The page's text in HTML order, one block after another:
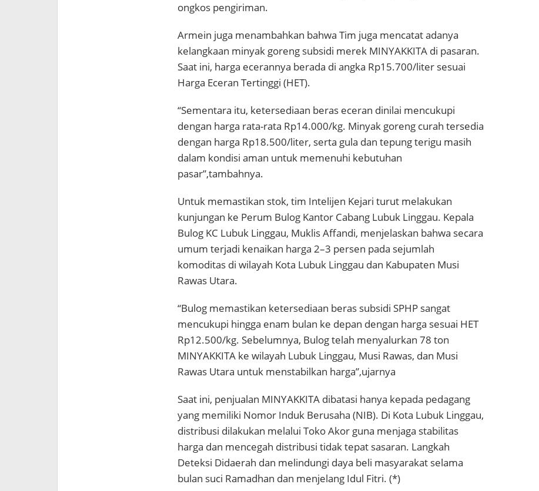
ongkos pengiriman.
Armein juga menambahkan bahwa Tim juga mencatat adanya
kelangkaan minyak goreng subsidi merek MINYAKKITA di pasaran.
Saat ini, harga ecerannya berada di angka Rp15.700/liter sesuai
Harga Eceran Tertinggi (HET).
“Sementara itu, ketersediaan beras eceran dinilai mencukupi
dengan harga rata-rata Rp14.000/kg. Minyak goreng curah tersedia
dengan harga Rp18.500/liter, serta gula dan tepung terigu masih
dalam kondisi aman untuk memenuhi kebutuhan
pasar”,tambahnya.
Untuk memastikan stok, tim Intelijen Kejari turut melakukan
kunjungan ke Perum Bulog Kantor Cabang Lubuk Linggau. Kepala
Bulog KC Lubuk Linggau, Muklis Affandi, menjelaskan bahwa secara
umum terjadi kenaikan harga 2–3 persen pada sejumlah
komoditas di wilayah Kota Lubuk Linggau dan Kabupaten Musi
Rawas Utara.
“Bulog memastikan ketersediaan beras subsidi SPHP sangat
mencukupi hingga enam bulan ke depan dengan harga sesuai HET
Rp12.500/kg. Sebelumnya, Bulog telah menyalurkan 78 ton
MINYAKKITA ke wilayah Lubuk Linggau, Musi Rawas, dan Musi
Rawas Utara untuk menstabilkan harga”,ujarnya
Saat ini, penjualan MINYAKKITA dibatasi hanya kepada pedagang
yang memiliki Nomor Induk Berusaha (NIB). Di Kota Lubuk Linggau,
distribusi dilakukan melalui Toko Akor guna menjaga stabilitas
harga dan mencegah distribusi tidak tepat sasaran. Langkah
Deteksi Didaerah dan melindungi daya beli masyarakat selama
bulan suci Ramadhan dan menjelang Idul Fitri. (*)